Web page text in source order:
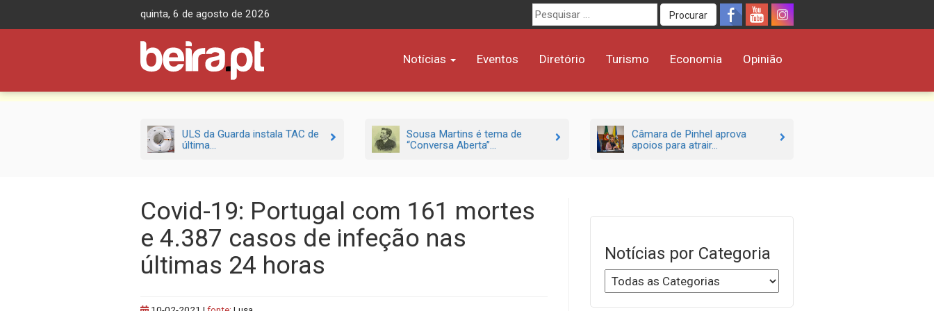
quinta, 6 de agosto de 2026
Procurar
por:
Procurar
Notícias Eventos Diretório Turismo Economia Opinião
ULS da Guarda instala TAC de
última...
Sousa Martins é tema de
“Conversa Aberta”...
Câmara de Pinhel aprova
apoios para atrair...
Covid-19: Portugal com 161 mortes
e 4.387 casos de infeção nas
últimas 24 horas
Notícias por Categoria